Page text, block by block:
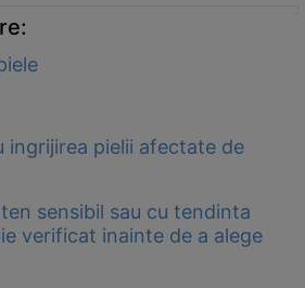
ingrijirea pielii afectate de
sensibil sau cu tendinta
verificat inainte de a alege